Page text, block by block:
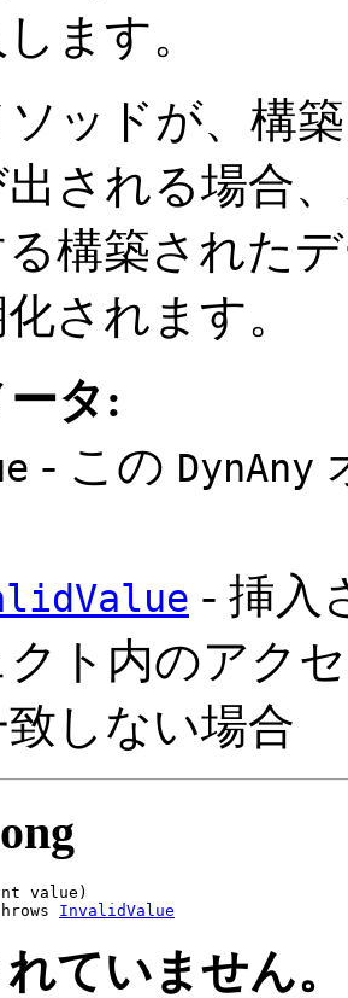
ます。
ソッドが、構
出される場合
る構築された
されます。
タ:
- この DynAny
- 挿入
クト内のアク
致しない場合
value)
InvalidValue
ていません。